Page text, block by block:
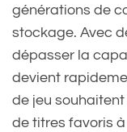
générations de
stockage. Avec
dépasser la
devient
de jeu
de titres favoris